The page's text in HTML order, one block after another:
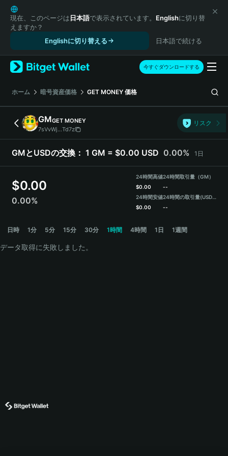
English
日本語
Tiếng Việt
Español (Latinoamérica)
Türkçe
Français
Deutsch
简体中文
繁體中文
Português (Portugal)
Bahasa Indonesia
ภาษาไทย
Español
Español (Argentina)
現在、このページは日本語で表示されています。 Englishに切り替
えますか？
Englishに切り替える
日本語で続ける
今すぐダウンロードする
ホーム 暗号資産価格 GET MONEY 価格
GMGET MONEY
7sVvWj...Td7z
リスク
GMとUSDの交換： 1 GM = $0.00 USD 0.00% 1日
$0.00
0.00%
24時間高値
$0.00
24時間安値
$0.00
24時間取引量（GM）
--
24時間の取引量(USDT)
--
日時 1分 5分 15分 30分 1時間 4時間 1日 1週間
データ取得に失敗しました。